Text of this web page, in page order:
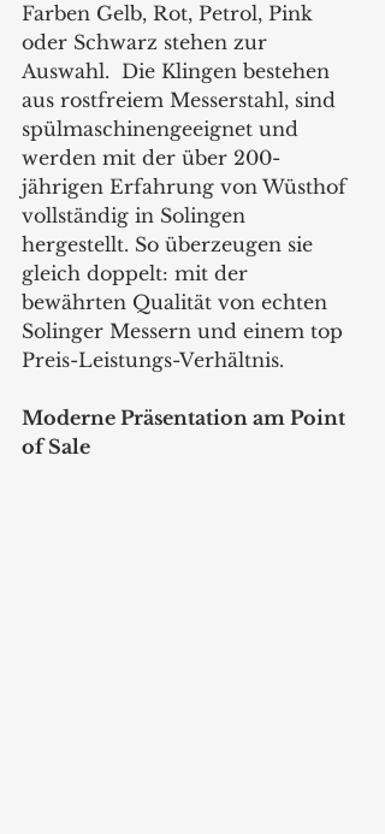
Farben Gelb, Rot, Petrol, Pink
oder Schwarz stehen zur
Auswahl.  Die Klingen bestehen
aus rostfreiem Messerstahl, sind
spülmaschinengeeignet und
werden mit der über 200-
jährigen Erfahrung von Wüsthof
vollständig in Solingen
hergestellt. So überzeugen sie
gleich doppelt: mit der
bewährten Qualität von echten
Solinger Messern und einem top
Preis-Leistungs-Verhältnis.
Moderne Präsentation am Point
of Sale